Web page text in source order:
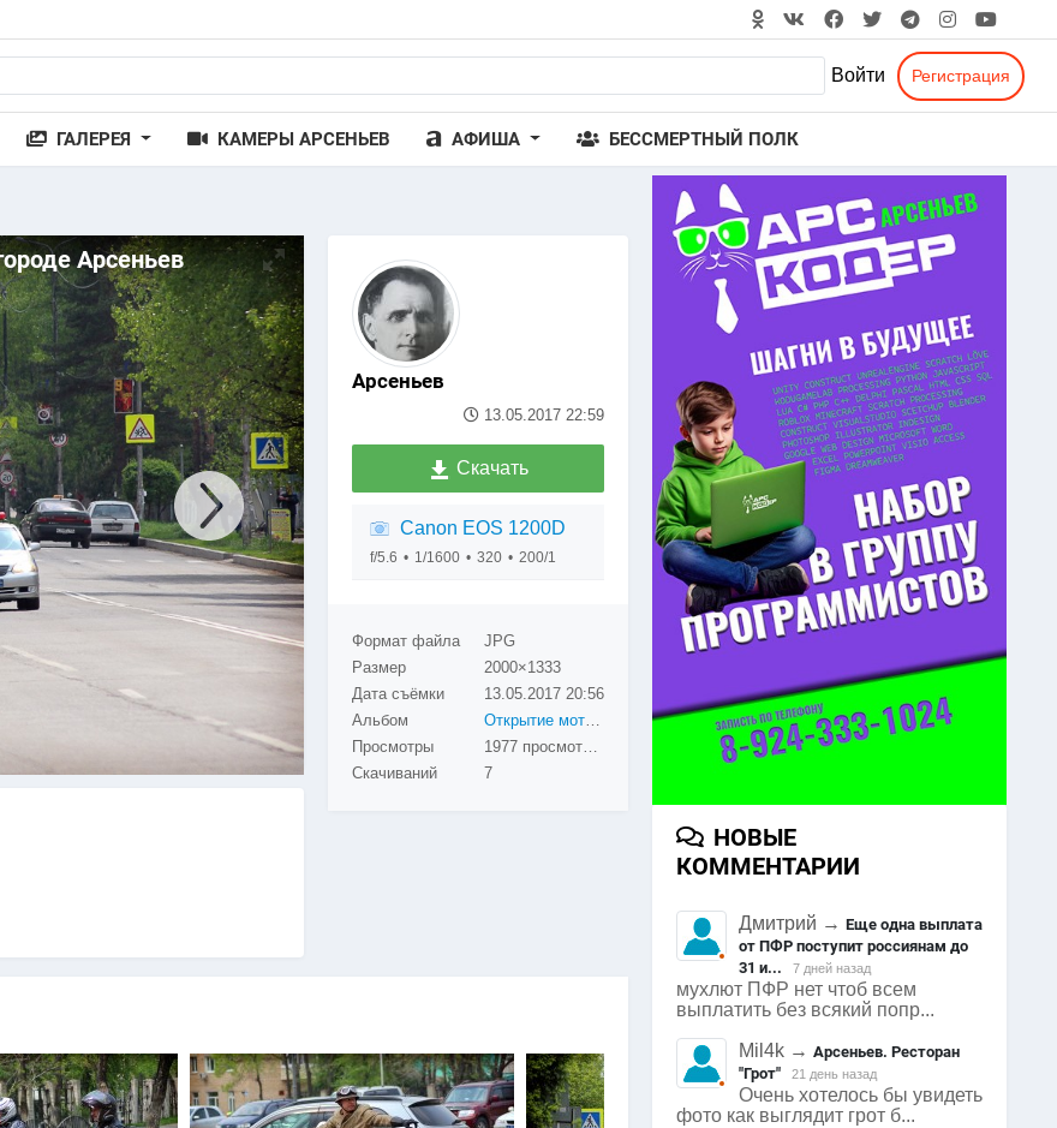
Войти Регистрация
ГАЛЕРЕЯ КАМЕРЫ АРСЕНЬЕВ АФИША БЕССМЕРТНЫЙ ПОЛК
Арсеньев
Арсеньев
13.05.2017 22:59
Скачать
Canon EOS 1200D
f/5.6 1/1600 320 200/1
Формат файла
JPG
Размер
2000×1333
Дата съёмки
13.05.2017 20:56
Альбом
Открытие мотосезона 2017
Просмотры
1977 просмотров
Скачиваний
7
НОВЫЕ
КОММЕНТАРИИ
Дмитрий →Еще одна выплата
от ПФР поступит россиянам до
31 и...
7 дней назад
мухлют ПФР нет чтоб всем
выплатить без всякий попр...
Mil4k →Арсеньев. Ресторан
"Грот"
21 день назад
Очень хотелось бы увидеть
фото как выглядит грот б...